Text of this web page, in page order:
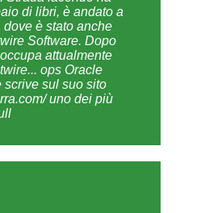
e impatti business